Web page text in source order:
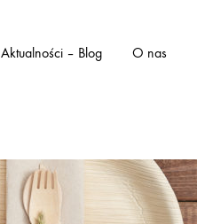
Aktualności – Blog O nas